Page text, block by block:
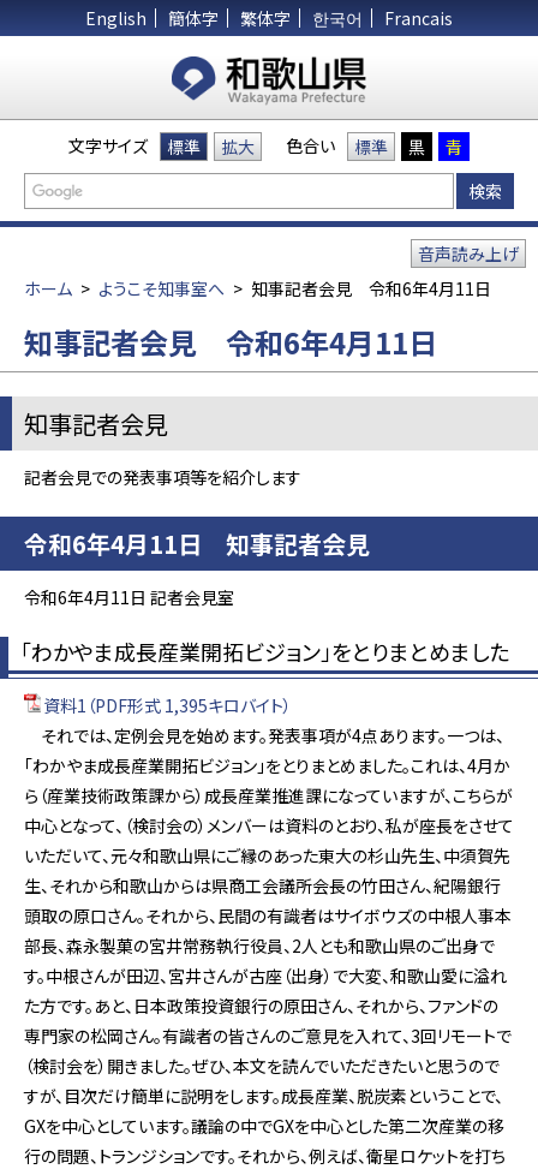
English 簡体字 繁体字 한국어 Francais
文字サイズ 標準 拡大 色合い 標準 黒 青
ホーム > ようこそ知事室へ > 知事記者会見 令和6年4月11日
音声読み上げ
知事記者会見 令和6年4月11日
知事記者会見
記者会見での発表事項等を紹介します
令和6年4月11日 知事記者会見
令和6年4月11日 記者会見室
「わかやま成長産業開拓ビジョン」をとりまとめました
資料1（PDF形式 1,395キロバイト）
それでは、定例会見を始めます。発表事項が4点あります。一つは、
「わかやま成長産業開拓ビジョン」をとりまとめました。これは、4月か
ら（産業技術政策課から）成長産業推進課になっていますが、こちらが
中心となって、（検討会の）メンバーは資料のとおり、私が座長をさせて
いただいて、元々和歌山県にご縁のあった東大の杉山先生、中須賀先
生、それから和歌山からは県商工会議所会長の竹田さん、紀陽銀行
頭取の原口さん。それから、民間の有識者はサイボウズの中根人事本
部長、森永製菓の宮井常務執行役員、2人とも和歌山県のご出身で
す。中根さんが田辺、宮井さんが古座（出身）で大変、和歌山愛に溢れ
た方です。あと、日本政策投資銀行の原田さん、それから、ファンドの
専門家の松岡さん。有識者の皆さんのご意見を入れて、3回リモートで
（検討会を）開きました。ぜひ、本文を読んでいただきたいと思うので
すが、目次だけ簡単に説明をします。成長産業、脱炭素ということで、
GXを中心としています。議論の中でGXを中心とした第二次産業の移
行の問題、トランジションです。それから、例えば、衛星ロケットを打ち